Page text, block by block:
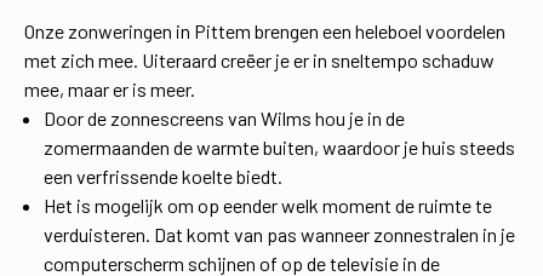
Onze zonweringen in Pittem brengen een heleboel voordelen
met zich mee. Uiteraard creëer je er in sneltempo schaduw
mee, maar er is meer.
Door de zonnescreens van Wilms hou je in de
zomermaanden de warmte buiten, waardoor je huis steeds
een verfrissende koelte biedt.
Het is mogelijk om op eender welk moment de ruimte te
verduisteren. Dat komt van pas wanneer zonnestralen in je
computerscherm schijnen of op de televisie in de